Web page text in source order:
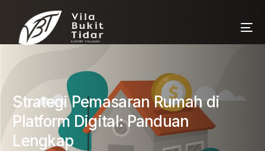
Strategi Pemasaran Rumah di
Platform Digital: Panduan
Lengkap